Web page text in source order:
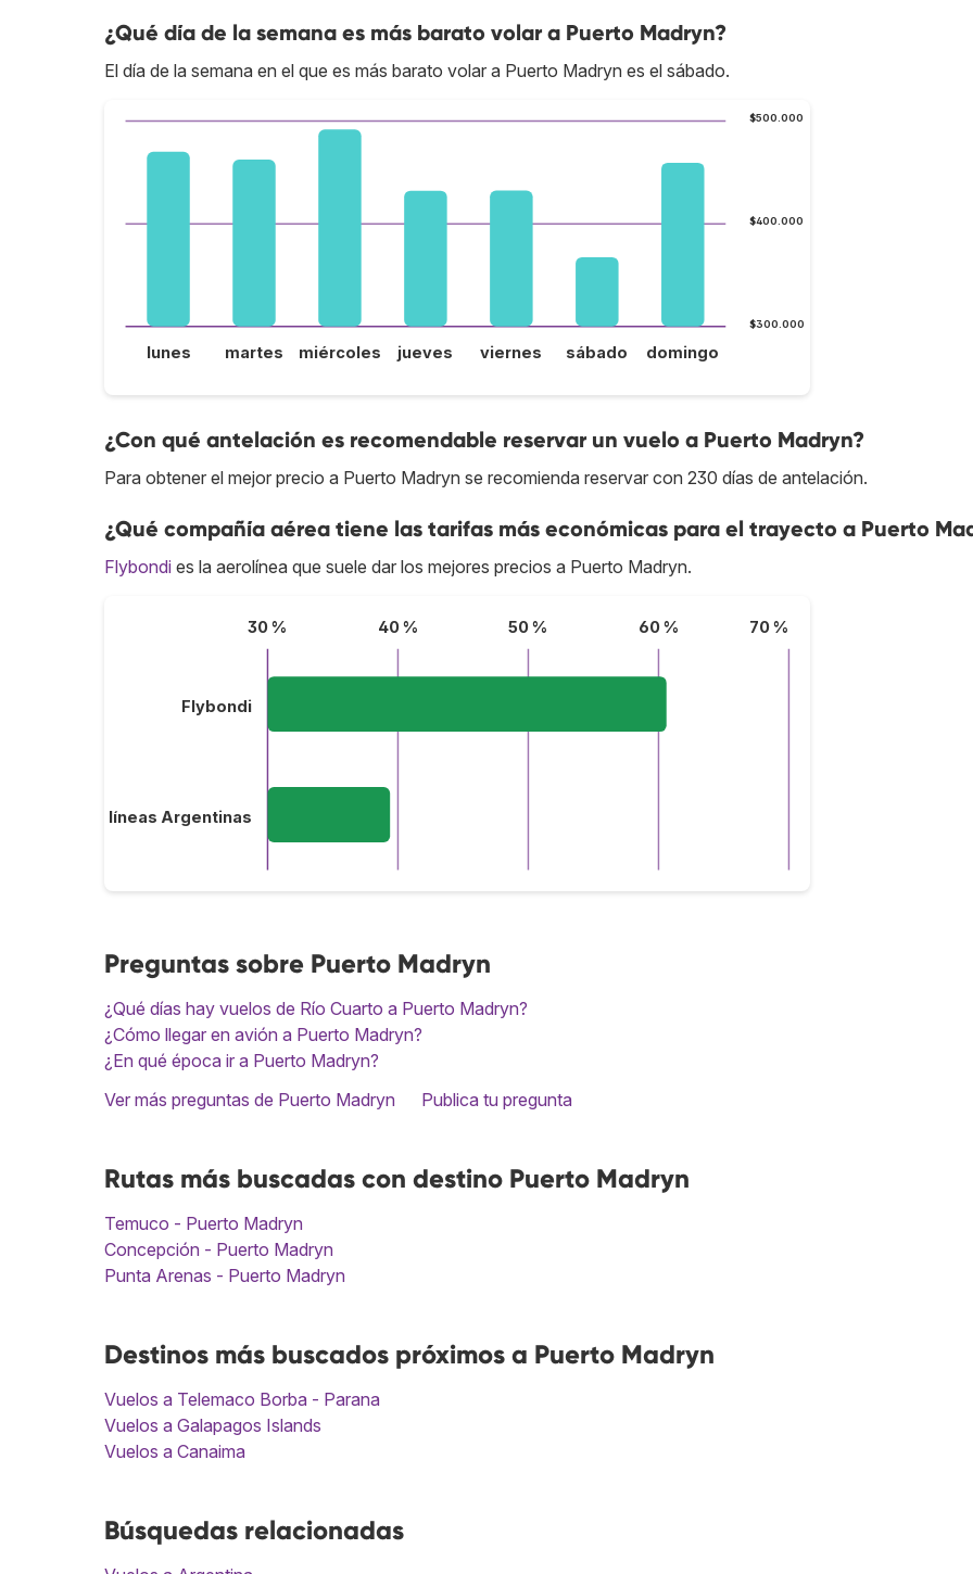
¿Qué día de la semana es más barato volar a Puerto Madryn?
El día de la semana en el que es más barato volar a Puerto Madryn es el sábado.
$300.000
$400.000
$500.000
lunes martes miércoles jueves viernes sábado domingo
¿Con qué antelación es recomendable reservar un vuelo a Puerto Madryn?
Para obtener el mejor precio a Puerto Madryn se recomienda reservar con 230 días de antelación.
¿Qué compañía aérea tiene las tarifas más económicas para el trayecto a Puerto
Flybondi es la aerolínea que suele dar los mejores precios a Puerto Madryn.
30 % 40 % 50 % 60 % 70 %
Flybondi
Aerolíneas Argentinas
Preguntas sobre Puerto Madryn
¿Qué días hay vuelos de Río Cuarto a Puerto Madryn?
¿Cómo llegar en avión a Puerto Madryn?
¿En qué época ir a Puerto Madryn?
Ver más preguntas de Puerto Madryn
Publica tu pregunta
Rutas más buscadas con destino Puerto Madryn
Temuco - Puerto Madryn
Concepción - Puerto Madryn
Punta Arenas - Puerto Madryn
Destinos más buscados próximos a Puerto Madryn
Vuelos a Telemaco Borba - Parana
Vuelos a Galapagos Islands
Vuelos a Canaima
Búsquedas relacionadas